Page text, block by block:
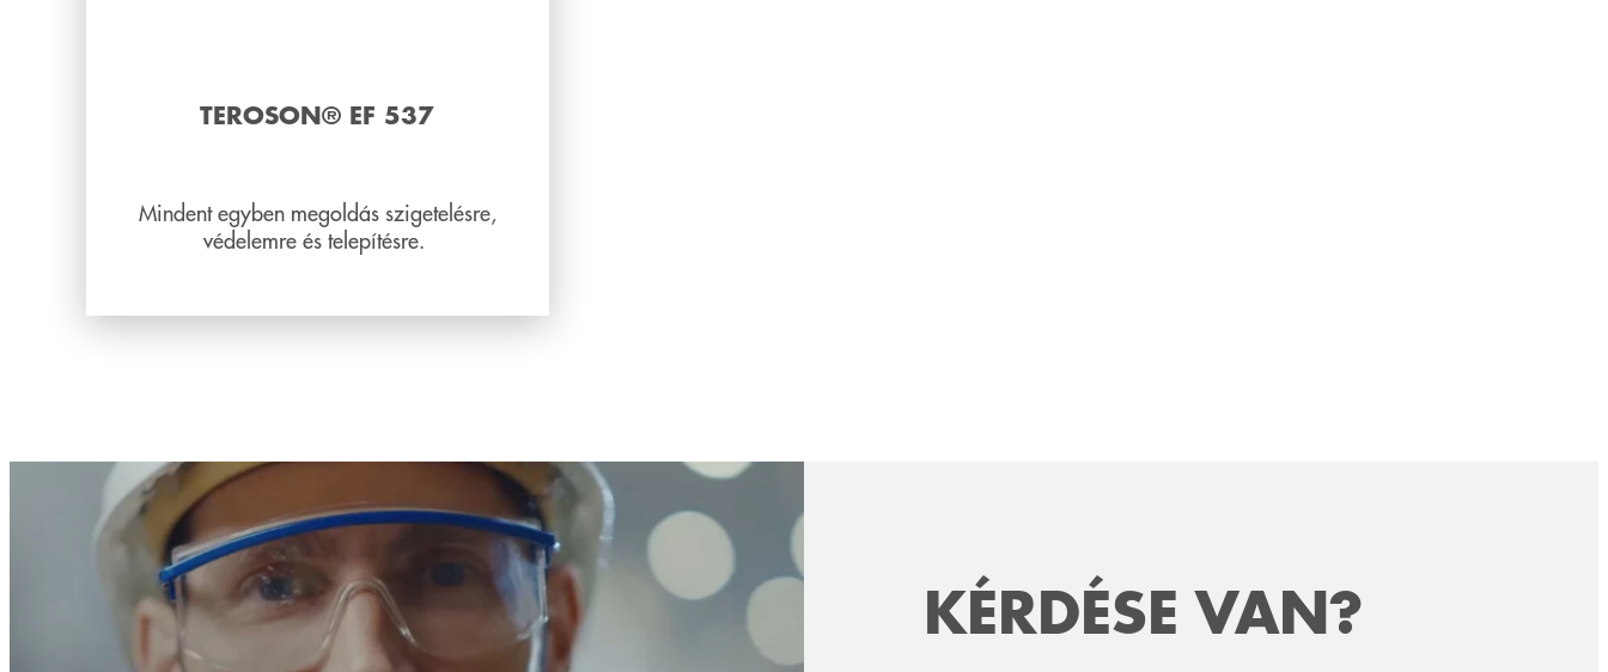
TEROSON® EF 537
Mindent egyben megoldás szigetelésre,
védelemre és telepítésre.
KÉRDÉSE VAN?